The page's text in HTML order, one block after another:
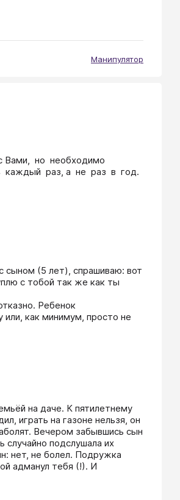
Манипулятор
Вами,  но  необходимо
каждый  раз, а  не  раз  в  год.
сыном (5 лет), спрашиваю: вот
с тобой так же как ты
Ребенок
или, как минимум, просто не
на даче. К пятилетнему
играть на газоне нельзя, он
Вечером забывшись сын
подслушала их
нет, не болел. Подружка
адманул тебя (!). И